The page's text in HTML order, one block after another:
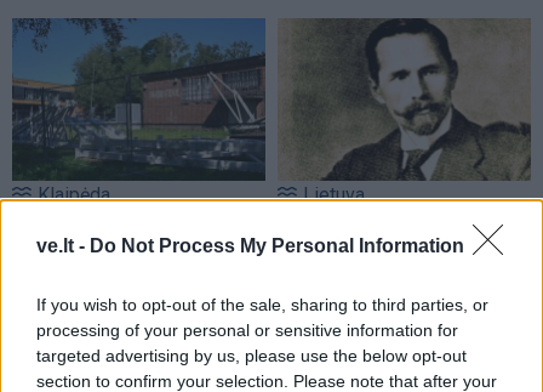
ve.lt - Do Not Process My Personal Information
If you wish to opt-out of the sale, sharing to third parties, or
processing of your personal or sensitive information for
targeted advertising by us, please use the below opt-out
section to confirm your selection. Please note that after your
Klaipėda
atnaujinamo pastato
Lietuva
Užulėnyje – Smetoninių
šventė: istorikai kels
epochos klausimus (2)